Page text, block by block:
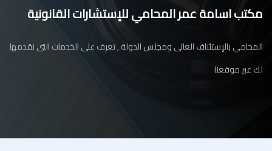
مكتب اسامة عمر المحامي للإستشارات القانونية
المحامي بالإستئناف العالى ومجلس الدولة , تعرف على الخدمات التى نقدمها
لك عبر موقعنا